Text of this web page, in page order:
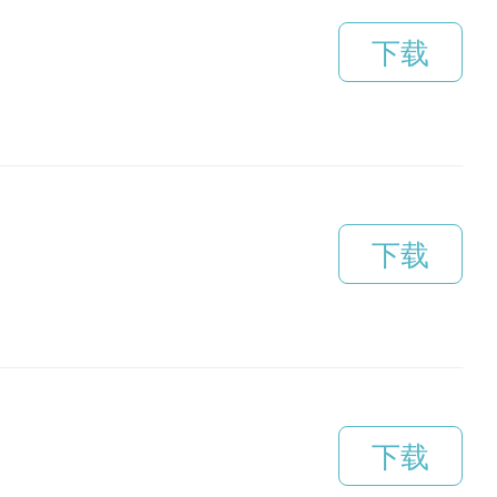
下载
下载
下载